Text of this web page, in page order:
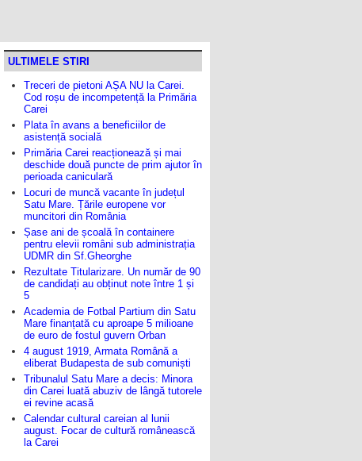
ULTIMELE STIRI
Treceri de pietoni AȘA NU la Carei.
Cod roșu de incompetență la Primăria
Carei
Plata în avans a beneficiilor de
asistență socială
Primăria Carei reacționează și mai
deschide două puncte de prim ajutor în
perioada caniculară
Locuri de muncă vacante în județul
Satu Mare. Țările europene vor
muncitori din România
Șase ani de școală în containere
pentru elevii români sub administrația
UDMR din Sf.Gheorghe
Rezultate Titularizare. Un număr de 90
de candidați au obținut note între 1 și
5
Academia de Fotbal Partium din Satu
Mare finanțată cu aproape 5 milioane
de euro de fostul guvern Orban
4 august 1919, Armata Română a
eliberat Budapesta de sub comuniști
Tribunalul Satu Mare a decis: Minora
din Carei luată abuziv de lângă tutorele
ei revine acasă
Calendar cultural careian al lunii
august. Focar de cultură românească
la Carei